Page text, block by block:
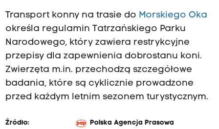
Transport konny na trasie do Morskiego Oka
określa regulamin Tatrzańskiego Parku
Narodowego, który zawiera restrykcyjne
przepisy dla zapewnienia dobrostanu koni.
Zwierzęta m.in. przechodzą szczegółowe
badania, które są cyklicznie prowadzone
przed każdym letnim sezonem turystycznym.
Źródło:
Polska Agencja Prasowa